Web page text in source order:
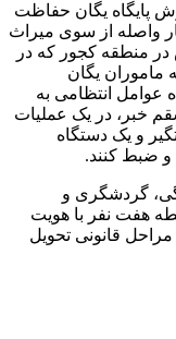
پایگاه یگان‌ حفاظت
واصله از سوی میراث
در منطقه کجور که در
ماموران یگان
عوامل انتظامی به
خبر، در یک عملیات
و یک دستگاه
و ضبط کنند.
گردشگری و
هفت نفر با هویت
قانونی تحویل